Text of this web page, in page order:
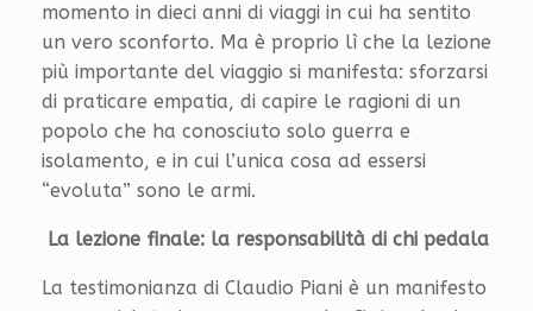
momento in dieci anni di viaggi in cui ha sentito
un vero sconforto. Ma è proprio lì che la lezione
più importante del viaggio si manifesta: sforzarsi
di praticare empatia, di capire le ragioni di un
popolo che ha conosciuto solo guerra e
isolamento, e in cui l’unica cosa ad essersi
“evoluta” sono le armi.
La lezione finale: la responsabilità di chi pedala
La testimonianza di Claudio Piani è un manifesto